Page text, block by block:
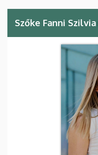
Szőke Fanni Szilvia